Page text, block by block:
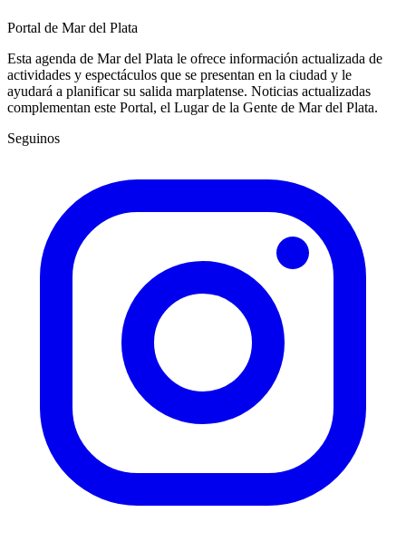
Portal de Mar del Plata
Esta agenda de Mar del Plata le ofrece información actualizada de
actividades y espectáculos que se presentan en la ciudad y le
ayudará a planificar su salida marplatense. Noticias actualizadas
complementan este Portal, el Lugar de la Gente de Mar del Plata.
Seguinos